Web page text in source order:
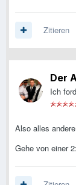
Zitieren
Der
Ich
Also alles
Gehe von einer